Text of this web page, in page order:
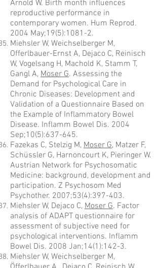
Arnold W. Birth month influences
reproductive performance in
contemporary women. Hum Reprod.
2004 May;19(5):1081-2.
Miehsler W, Weichselberger M,
Offerlbauer-Ernst A, Dejaco C, Reinisch
W, Vogelsang H, Machold K, Stamm T,
Gangl A, Moser G. Assessing the
Demand for Psychological Care in
Chronic Diseases: Development and
Validation of a Questionnaire Based on
the Example of Inflammatory Bowel
Disease. Inflamm Bowel Dis. 2004
Sep;10(5):637-645.
Fazekas C, Stelzig M, Moser G, Matzer F,
Schüssler G, Harnoncourt K, Pieringer W.
Austrian Network for Psychosomatic
Medicine: background, development and
participation. Z Psychosom Med
Psychother. 2007;53(4):397-403.
Miehsler W, Dejaco C, Moser G. Factor
analysis of ADAPT questionnaire for
assessment of subjective need for
psychological interventions. Inflamm
Bowel Dis. 2008 Jan;14(1):142-3.
Miehsler W, Weichselberger M,